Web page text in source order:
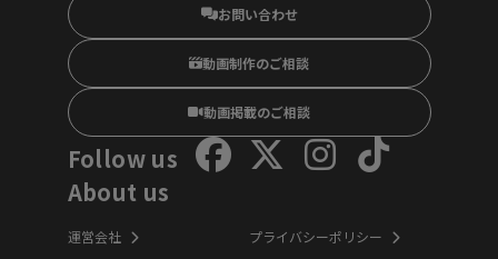
お問い合わせ
動画制作のご相談
動画掲載のご相談
Follow us
About us
運営会社
プライバシーポリシー